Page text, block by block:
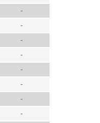
-
-
-
-
-
-
-
-